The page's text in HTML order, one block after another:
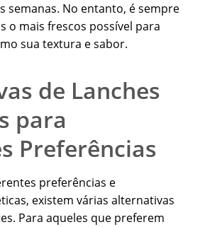
semanas. No entanto, é sempre
o mais frescos possível para
sua textura e sabor.
de Lanches
para
Preferências
preferências e
existem várias alternativas
Para aqueles que preferem